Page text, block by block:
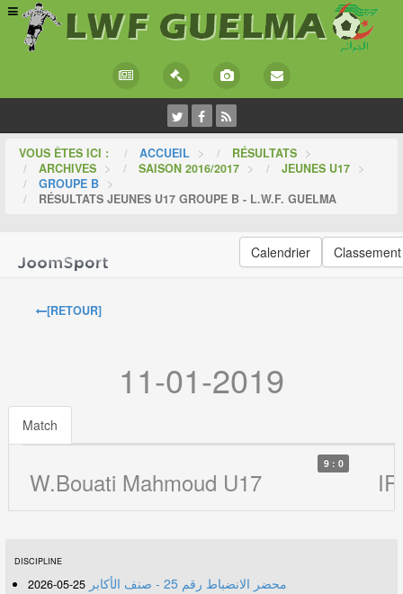
VOUS ÊTES ICI : ACCUEIL > RÉSULTATS >
ARCHIVES > SAISON 2016/2017 > JEUNES U17 >
GROUPE B >
RÉSULTATS JEUNES U17 GROUPE B - L.W.F. GUELMA
Calendrier Classement
[RETOUR]
11-01-2019
Match
W.Bouati Mahmoud U17
9 : 0
DISCIPLINE
محضر الانضباط رقم 25 - صنف الأكابر 25-05-2026